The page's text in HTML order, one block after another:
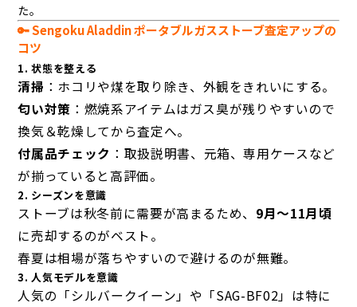
た。
🔑 Sengoku Aladdin ポータブルガスストーブ査定アップの
コツ
1. 状態を整える
清掃 ：ホコリや煤を取り除き、外観をきれいにする。
匂い対策 ：燃焼系アイテムはガス臭が残りやすいので
換気＆乾燥してから査定へ。
付属品チェック ：取扱説明書、元箱、専用ケースなど
が揃っていると高評価。
2. シーズンを意識
ストーブは秋冬前に需要が高まるため、 9月〜11月頃
に売却するのがベスト。
春夏は相場が落ちやすいので避けるのが無難。
3. 人気モデルを意識
人気の「シルバークイーン」や「SAG-BF02」は特に